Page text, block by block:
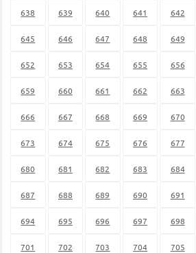
638 639 640 641 642
645 646 647 648 649
652 653 654 655 656
659 660 661 662 663
666 667 668 669 670
673 674 675 676 677
680 681 682 683 684
687 688 689 690 691
694 695 696 697 698
701 702 703 704 705